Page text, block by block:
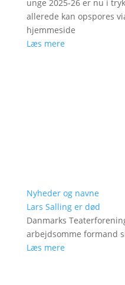
unge 2025-26 er nu i
allerede kan opspores
hjemmeside
Læs mere
Nyheder og navne
Lars Salling er død
Danmarks
arbejdsomme formand
Læs mere